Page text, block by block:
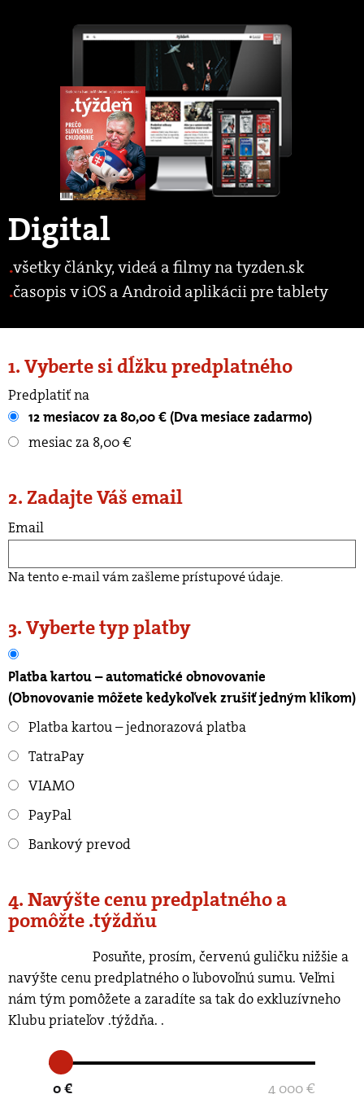
Digital
všetky články, videá a filmy na tyzden.sk
časopis v iOS a Android aplikácii pre tablety
1. Vyberte si dĺžku predplatného
Predplatiť na
12 mesiacov za 80,00 € (Dva mesiace zadarmo)
mesiac za 8,00 €
2. Zadajte Váš email
Email
Na tento e-mail vám zašleme prístupové údaje.
3. Vyberte typ platby
Platba kartou – automatické obnovovanie
(Obnovovanie môžete kedykoľvek zrušiť jedným klikom)
Platba kartou – jednorazová platba
TatraPay
VIAMO
PayPal
Bankový prevod
4. Navýšte cenu predplatného a
pomôžte .týždňu
navýšte cenu predplatného o ľubovoľnú sumu. Veľmi
nám tým pomôžete a zaradíte sa tak do exkluzívneho
Klubu priateľov .týždňa. .
0 € 4 000 €